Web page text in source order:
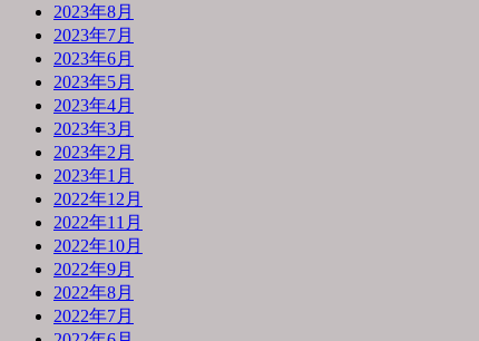
2023年8月
2023年7月
2023年6月
2023年5月
2023年4月
2023年3月
2023年2月
2023年1月
2022年12月
2022年11月
2022年10月
2022年9月
2022年8月
2022年7月